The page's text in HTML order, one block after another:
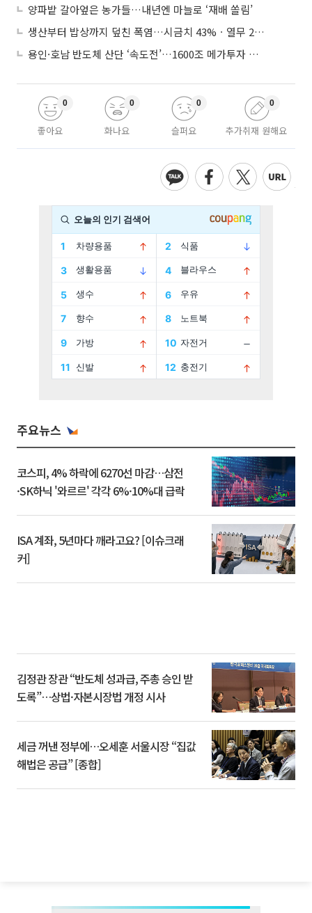
양파밭 갈아엎은 농가들…내년엔 마늘로 ‘재배 쏠림’
생산부터 밥상까지 덮친 폭염…시금치 43%ㆍ열무 28% 급등
용인·호남 반도체 산단 ‘속도전’…1600조 메가투자 이행 총력
좋아요
0
화나요
0
슬퍼요
0
추가취재 원해요
0
주요뉴스
코스피, 4% 하락에 6270선 마감…삼전
·SK하닉 '와르르' 각각 6%·10%대 급락
ISA 계좌, 5년마다 깨라고요? [이슈크래
커]
김정관 장관 “반도체 성과급, 주총 승인 받
도록”…상법·자본시장법 개정 시사
세금 꺼낸 정부에…오세훈 서울시장 “집값
해법은 공급” [종합]